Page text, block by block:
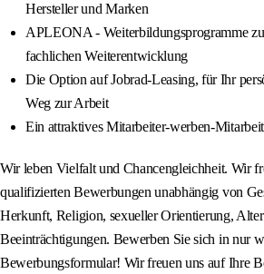
Hersteller und Marken
APLEONA - Weiterbildungsprogramme
fachlichen Weiterentwicklung
Die Option auf Jobrad-Leasing, für Ihr
Weg zur Arbeit
Ein attraktives Mitarbeiter-werben-
Wir leben Vielfalt und Chancengleichheit. Wir
qualifizierten Bewerbungen unabhängig von
Herkunft, Religion, sexueller Orientierung,
Beeinträchtigungen. Bewerben Sie sich in nur
Bewerbungsformular! Wir freuen uns auf Ihre